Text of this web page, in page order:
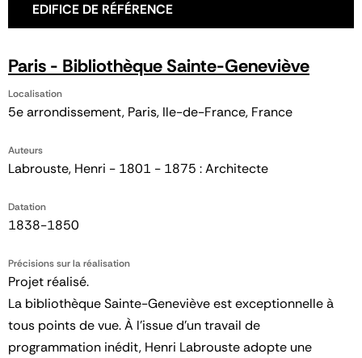
EDIFICE DE RÉFÉRENCE
Paris - Bibliothèque Sainte-Geneviève
Localisation
5e arrondissement, Paris, Ile-de-France, France
Auteurs
Labrouste, Henri - 1801 - 1875 : Architecte
Datation
1838-1850
Précisions sur la réalisation
Projet réalisé.
La bibliothèque Sainte-Geneviève est exceptionnelle à
tous points de vue. À l’issue d’un travail de
programmation inédit, Henri Labrouste adopte une